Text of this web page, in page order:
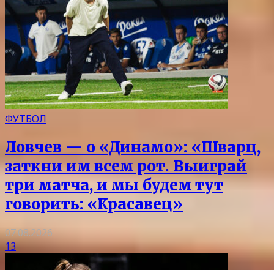
ФУТБОЛ
Ловчев — о «Динамо»: «Шварц,
заткни им всем рот. Выиграй
три матча, и мы будем тут
говорить: «Красавец»
07.08.2026
13